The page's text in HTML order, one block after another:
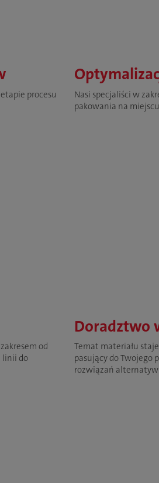
procesu
Nasi specjaliści w
pakowania na
od
linii do
Doradztwo
Temat materiału
pasujący do Twojego
rozwiązań